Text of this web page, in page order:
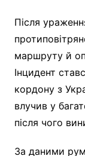
Після
маршруту й
Інцидент
кордону з
влучив у
після чого
За даними